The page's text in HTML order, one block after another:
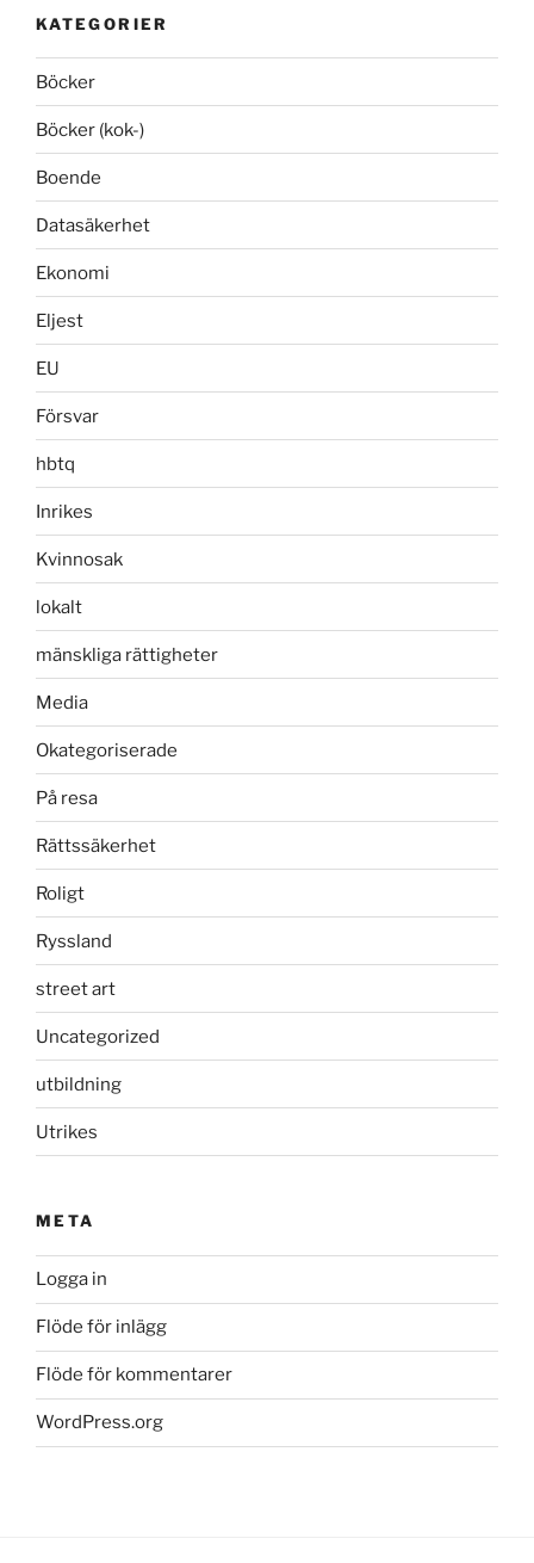
KATEGORIER
Böcker
Böcker (kok-)
Boende
Datasäkerhet
Ekonomi
Eljest
EU
Försvar
hbtq
Inrikes
Kvinnosak
lokalt
mänskliga rättigheter
Media
Okategoriserade
På resa
Rättssäkerhet
Roligt
Ryssland
street art
Uncategorized
utbildning
Utrikes
META
Logga in
Flöde för inlägg
Flöde för kommentarer
WordPress.org